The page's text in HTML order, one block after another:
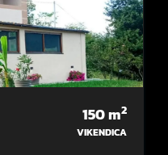
150m2
VIKENDICA